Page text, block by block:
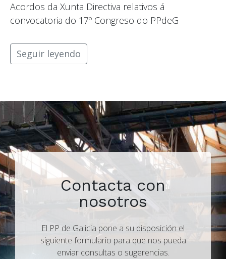
Acordos da Xunta Directiva relativos á
convocatoria do 17º Congreso do PPdeG
Seguir leyendo
Contacta con
nosotros
El PP de Galicia pone a su disposición el
siguiente formulario para que nos pueda
enviar consultas o sugerencias.